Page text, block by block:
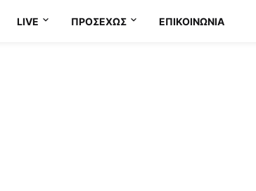
LIVE ΠΡΟΣΕΧΩΣ ΕΠΙΚΟΙΝΩΝΊΑ